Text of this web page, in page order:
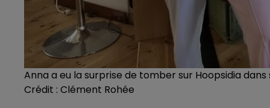
Anna a eu la surprise de tomber sur Hoopsidia dans
Crédit : Clément Rohée